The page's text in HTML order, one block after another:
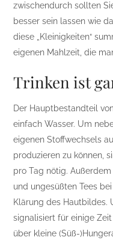
zwischendurch sollten
besser sein lassen wie
diese „Kleinigkeiten“
eigenen Mahlzeit, die
Trinken ist
Der Hauptbestandteil
einfach Wasser. Um
eigenen Stoffwechsels
produzieren zu können,
pro Tag nötig.
und ungesüßten Tees
Klärung des Hautbildes.
signalisiert für einige
über kleine (Süß-